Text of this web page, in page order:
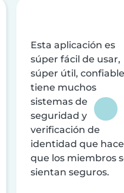
Esta aplicación es
súper fácil de usar,
súper útil,
tiene muchos
sistemas de
seguridad y
verificación de
identidad que
que los miembros
sientan seguros.